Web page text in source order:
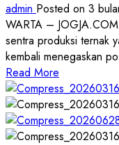
admin Posted on 3
WARTA –
sentra produksi ternak
kembali menegaskan
Read More
more
about
Lumbung
Hewan